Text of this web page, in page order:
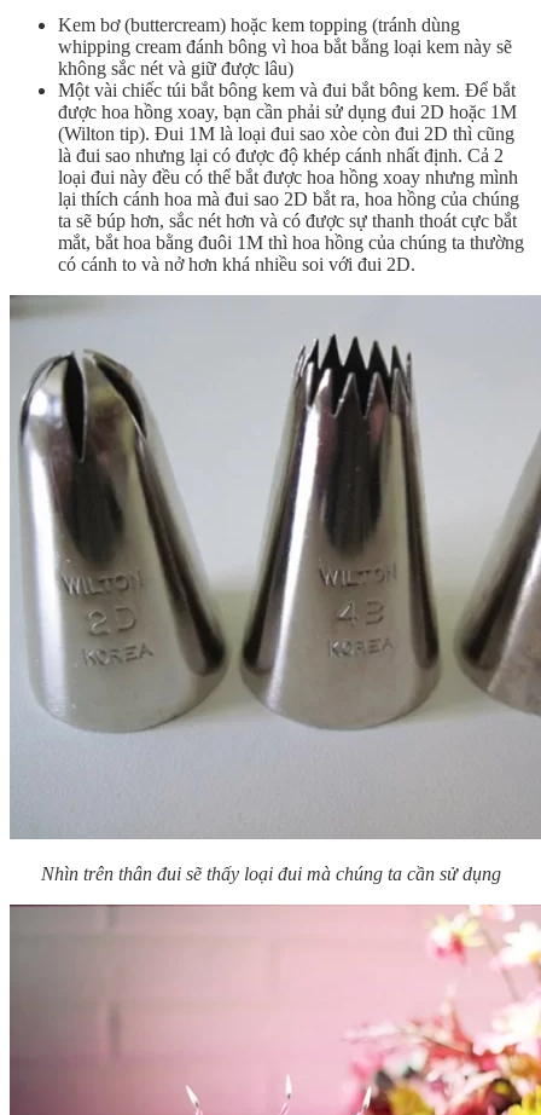
Kem bơ (buttercream) hoặc kem topping (tránh dùng
whipping cream đánh bông vì hoa bắt bằng loại kem này sẽ
không sắc nét và giữ được lâu)
Một vài chiếc túi bắt bông kem và đui bắt bông kem. Để bắt
được hoa hồng xoay, bạn cần phải sử dụng đui 2D hoặc 1M
(Wilton tip). Đui 1M là loại đui sao xòe còn đui 2D thì cũng
là đui sao nhưng lại có được độ khép cánh nhất định. Cả 2
loại đui này đều có thể bắt được hoa hồng xoay nhưng mình
lại thích cánh hoa mà đui sao 2D bắt ra, hoa hồng của chúng
ta sẽ búp hơn, sắc nét hơn và có được sự thanh thoát cực bắt
mắt, bắt hoa bằng đuôi 1M thì hoa hồng của chúng ta thường
có cánh to và nở hơn khá nhiều soi với đui 2D.
Nhìn trên thân đui sẽ thấy loại đui mà chúng ta cần sử dụng